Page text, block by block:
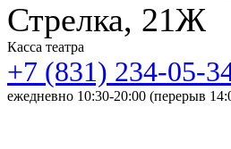
Стрелка, 21Ж
Касса театра
+7 (831) 234-05-
ежедневно 10:30-20:00 (перерыв